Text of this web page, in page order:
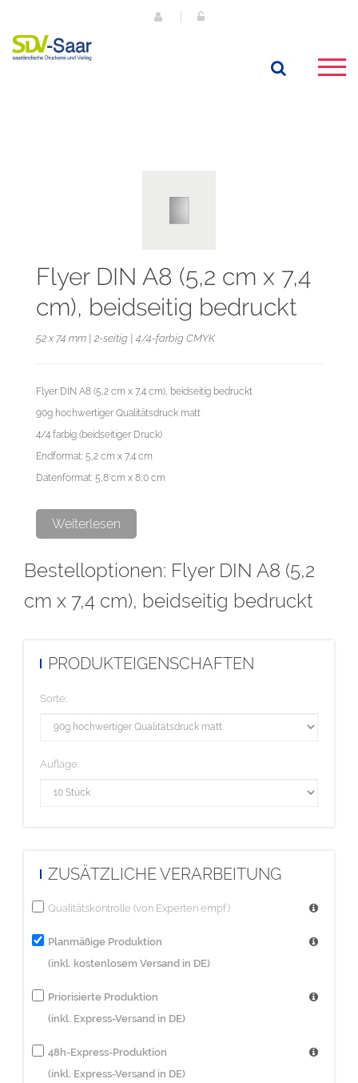
Flyer DIN A8 (5,2 cm x 7,4
cm), beidseitig bedruckt
52 x 74 mm | 2-seitig | 4/4-farbig CMYK
Flyer DIN A8 (5,2 cm x 7,4 cm), beidseitig bedruckt
90g hochwertiger Qualitätsdruck matt
4/4 farbig (beidseitiger Druck)
Endformat: 5,2 cm x 7,4 cm
Datenformat: 5,8 cm x 8,0 cm
Diese Auflage wird im hochwertigen Digitaldruck produziert.
Weiterlesen
Bestelloptionen: Flyer DIN A8 (5,2
cm x 7,4 cm), beidseitig bedruckt
PRODUKTEIGENSCHAFTEN
Sorte:
Auflage:
ZUSÄTZLICHE VERARBEITUNG
Qualitätskontrolle (von Experten empf.)
Planmäßige Produktion
(inkl. kostenlosem Versand in DE)
Priorisierte Produktion
(inkl. Express-Versand in DE)
48h-Express-Produktion
(inkl. Express-Versand in DE)